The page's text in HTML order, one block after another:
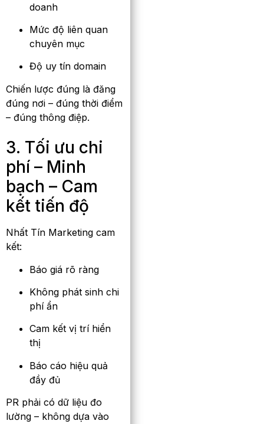
doanh
Mức độ liên quan
chuyên mục
Độ uy tín domain
Chiến lược đúng là đăng
đúng nơi – đúng thời điểm
– đúng thông điệp.
3. Tối ưu chi
phí – Minh
bạch – Cam
kết tiến độ
Nhất Tín Marketing cam
kết:
Báo giá rõ ràng
Không phát sinh chi
phí ẩn
Cam kết vị trí hiển
thị
Báo cáo hiệu quả
đầy đủ
PR phải có dữ liệu đo
lường – không dựa vào